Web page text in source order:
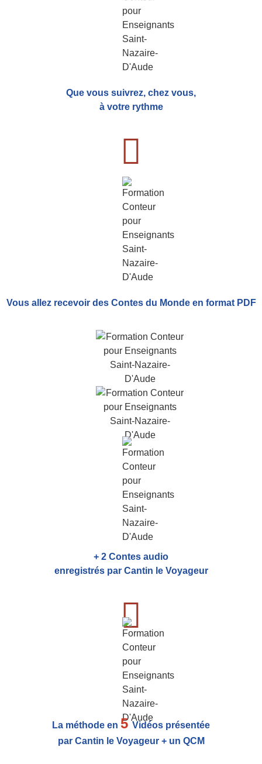
Que vous suivrez, chez vous,
à votre rythme
Vous allez recevoir des Contes du Monde en format PDF
+ 2 Contes audio
enregistrés par Cantin le Voyageur
La méthode en 5Vidéos présentée
par Cantin le Voyageur + un QCM